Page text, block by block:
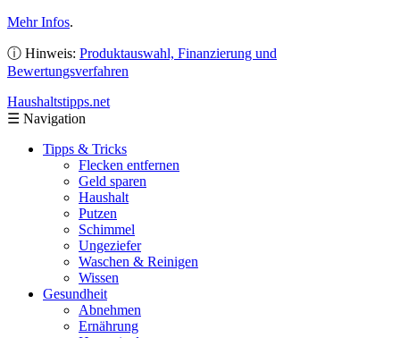
Mehr Infos.
ⓘ Hinweis: Produktauswahl, Finanzierung und
Bewertungsverfahren
Haushaltstipps.net
☰ Navigation
Tipps & Tricks
Flecken entfernen
Geld sparen
Haushalt
Putzen
Schimmel
Ungeziefer
Waschen & Reinigen
Wissen
Gesundheit
Abnehmen
Ernährung